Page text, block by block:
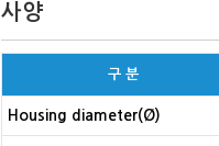
사양
구 분
Housing diameter(Ø)